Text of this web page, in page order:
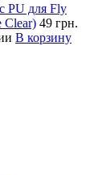
PU для Fly
Clear) 49 грн.
В корзину